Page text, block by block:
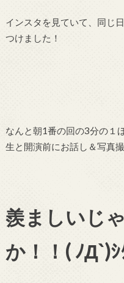
インスタを見ていて、同じ
つけました！
なんと朝1番の回の3分の１
生と開演前にお話し＆写真
羨ましいじ
か！！( ﾉД`)